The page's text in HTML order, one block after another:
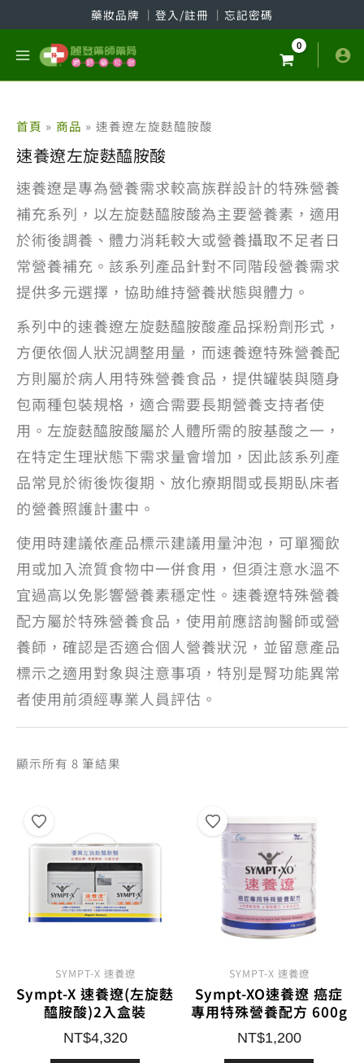
至
藥妝品牌 │ 登入/註冊 │ 忘記密碼
首頁 商品 速養遼左旋麩醯胺酸
速養遼左旋麩醯胺酸
速養遼是專為營養需求較高族群設計的特殊營養
補充系列，以左旋麩醯胺酸為主要營養素，適用
於術後調養、體力消耗較大或營養攝取不足者日
常營養補充。該系列產品針對不同階段營養需求
提供多元選擇，協助維持營養狀態與體力。
系列中的速養遼左旋麩醯胺酸產品採粉劑形式，
方便依個人狀況調整用量，而速養遼特殊營養配
方則屬於病人用特殊營養食品，提供罐裝與隨身
包兩種包裝規格，適合需要長期營養支持者使
用。左旋麩醯胺酸屬於人體所需的胺基酸之一，
在特定生理狀態下需求量會增加，因此該系列產
品常見於術後恢復期、放化療期間或長期臥床者
的營養照護計畫中。
使用時建議依產品標示建議用量沖泡，可單獨飲
用或加入流質食物中一併食用，但須注意水溫不
宜過高以免影響營養素穩定性。速養遼特殊營養
配方屬於特殊營養食品，使用前應諮詢醫師或營
養師，確認是否適合個人營養狀況，並留意產品
標示之適用對象與注意事項，特別是腎功能異常
者使用前須經專業人員評估。
顯示所有 8 筆結果
SYMPT-X 速養遼
Sympt-X 速養遼(左旋麩
醯胺酸)2入盒裝
NT$4,320
SYMPT-X 速養遼
Sympt-XO速養遼 癌症
專用特殊營養配方 600g
NT$1,200